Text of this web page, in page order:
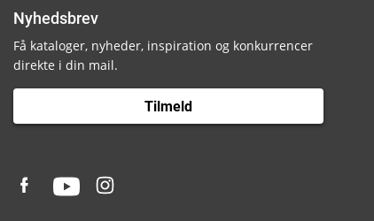
Nyhedsbrev
Få kataloger, nyheder, inspiration og konkurrencer
direkte i din mail.
Tilmeld